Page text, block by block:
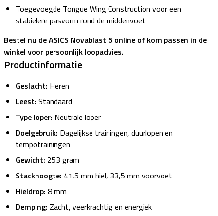
Toegevoegde Tongue Wing Construction voor een
stabielere pasvorm rond de middenvoet
Bestel nu de ASICS Novablast 6 online of kom passen in de
winkel voor persoonlijk loopadvies.
Productinformatie
Geslacht: Heren
Leest: Standaard
Type loper: Neutrale loper
Doelgebruik: Dagelijkse trainingen, duurlopen en
tempotrainingen
Gewicht: 253 gram
Stackhoogte: 41,5 mm hiel, 33,5 mm voorvoet
Hieldrop: 8 mm
Demping: Zacht, veerkrachtig en energiek